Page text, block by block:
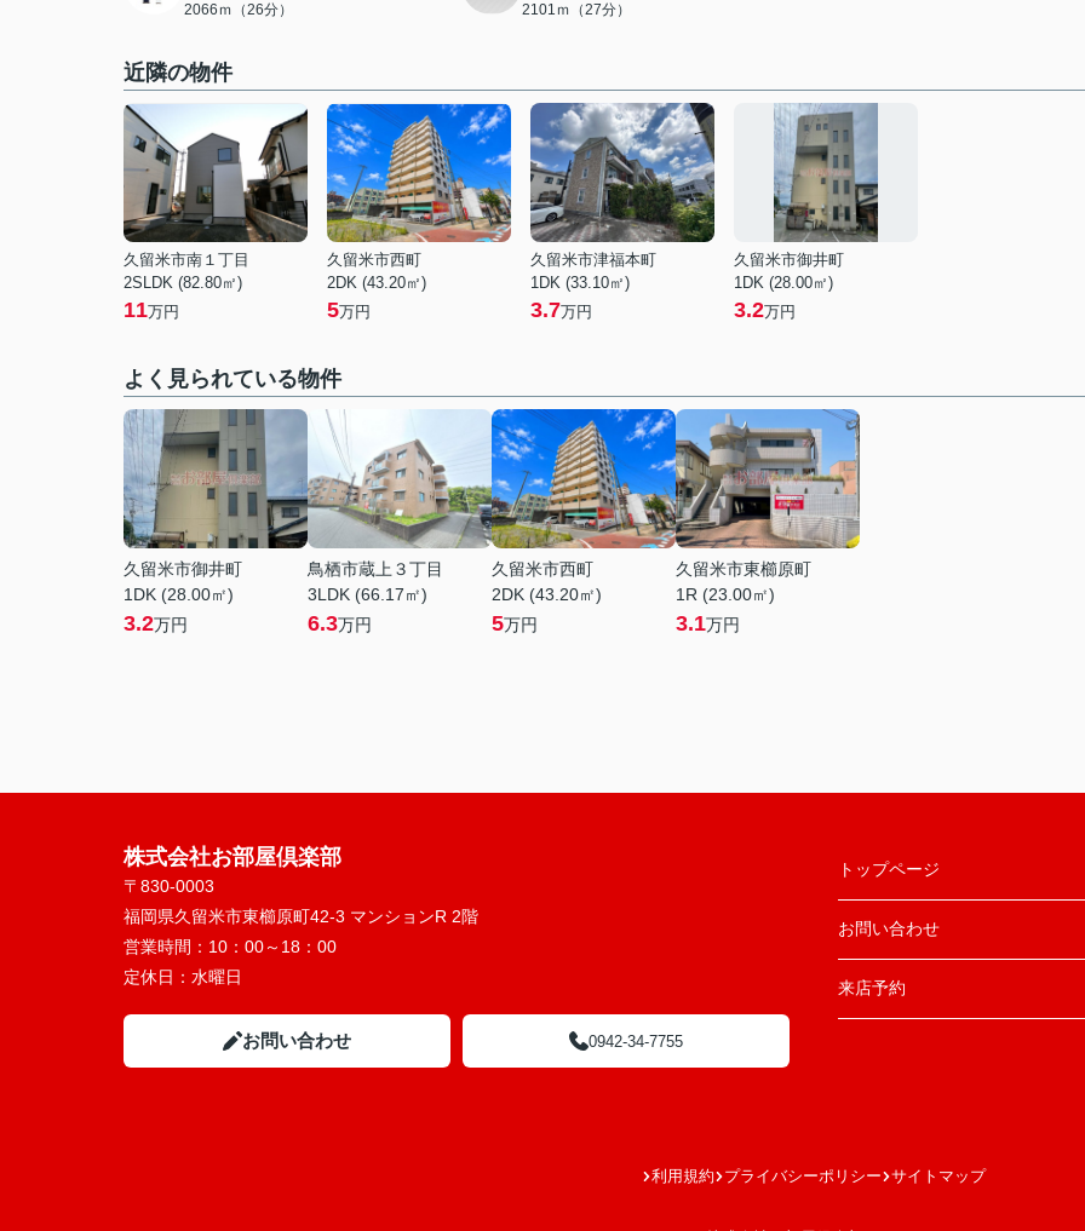
2066ｍ（26分） 2101ｍ（27分）
近隣の物件
久留米市南１丁目
2SLDK (82.80㎡)
11万円
久留米市西町
2DK (43.20㎡)
5万円
久留米市津福本町
1DK (33.10㎡)
3.7万円
久留米市御井町
1DK (28.00㎡)
3.2万円
よく見られている物件
久留米市御井町
1DK (28.00㎡)
3.2万円
鳥栖市蔵上３丁目
3LDK (66.17㎡)
6.3万円
久留米市西町
2DK (43.20㎡)
5万円
久留米市東櫛原町
1R (23.00㎡)
3.1万円
株式会社お部屋倶楽部
〒830-0003
福岡県久留米市東櫛原町42-3 マンションR 2階
営業時間： 10：00～18：00
定休日： 水曜日
お問い合わせ 0942-34-7755
トップページ
お問い合わせ
来店予約
利用規約 プライバシーポリシー サイトマップ